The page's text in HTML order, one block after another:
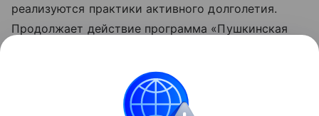
реализуются практики активного долголетия.
Продолжает действие программа «Пушкинская
бесплатно посещать музеи, театры, кинозалы
и другие учреждения культуры. Обновленные
нацпроекты реализуются по решению